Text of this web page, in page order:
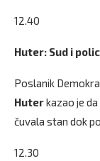
12.40
Huter: Sud i
Poslanik
Huterkazao je
čuvala stan dok
12.30